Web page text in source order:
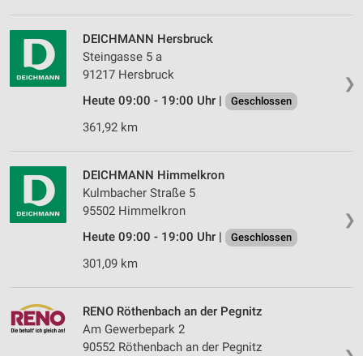
❯
DEICHMANN Hersbruck
Steingasse 5 a
91217 Hersbruck
Heute 09:00 - 19:00 Uhr |
Geschlossen
361,92 km
❯
DEICHMANN Himmelkron
Kulmbacher Straße 5
95502 Himmelkron
Heute 09:00 - 19:00 Uhr |
Geschlossen
301,09 km
RENO Röthenbach an der Pegnitz
Am Gewerbepark 2
90552 Röthenbach an der Pegnitz